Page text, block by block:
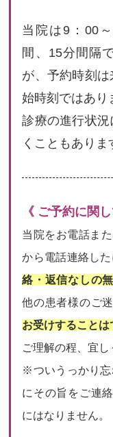
当院は9：00
間、15分間隔
が、予約時刻
始時刻ではあり
診療の進行状
くこともありま
《 ご予約に関
当院をお電話ま
から電話連絡し
絡・返信なしの
他の患者様のご
お受けすることは
ご理解の程、宜し
※ついうっかり忘
にその旨をご連
にはなりません。